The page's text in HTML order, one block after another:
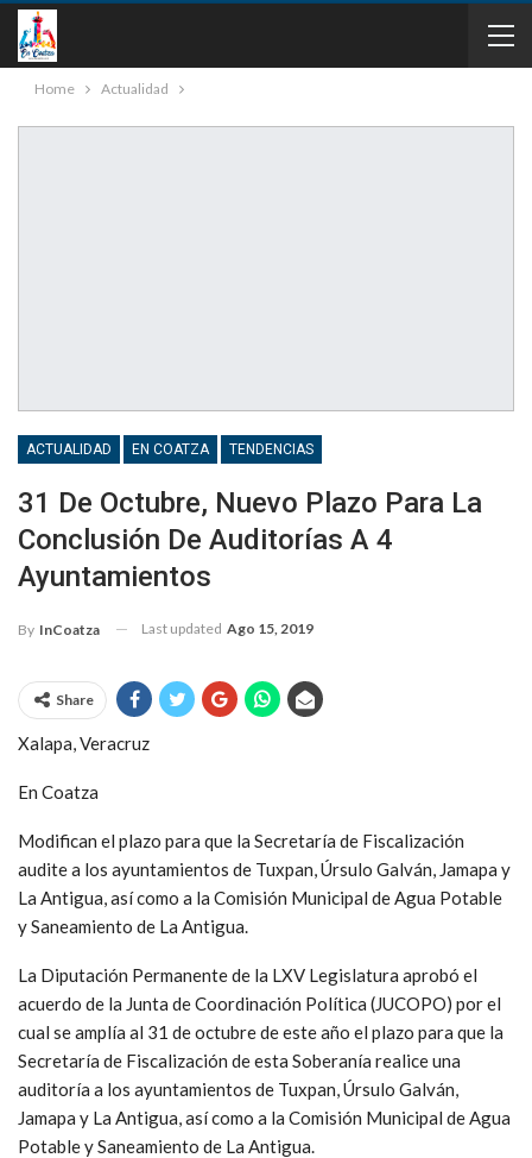
Home Actualidad
ACTUALIDAD EN COATZA TENDENCIAS
31 De Octubre, Nuevo Plazo Para La
Conclusión De Auditorías A 4
Ayuntamientos
By InCoatza Last updated Ago 15, 2019
Share
Xalapa, Veracruz
En Coatza
Modifican el plazo para que la Secretaría de Fiscalización
audite a los ayuntamientos de Tuxpan, Úrsulo Galván, Jamapa y
La Antigua, así como a la Comisión Municipal de Agua Potable
y Saneamiento de La Antigua.
La Diputación Permanente de la LXV Legislatura aprobó el
acuerdo de la Junta de Coordinación Política (JUCOPO) por el
cual se amplía al 31 de octubre de este año el plazo para que la
Secretaría de Fiscalización de esta Soberanía realice una
auditoría a los ayuntamientos de Tuxpan, Úrsulo Galván,
Jamapa y La Antigua, así como a la Comisión Municipal de Agua
Potable y Saneamiento de La Antigua.